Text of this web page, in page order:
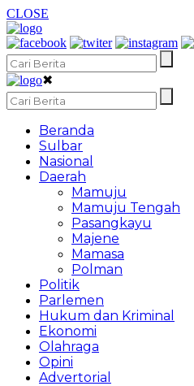
CLOSE
✖
Beranda
Sulbar
Nasional
Daerah
Mamuju
Mamuju Tengah
Pasangkayu
Majene
Mamasa
Polman
Politik
Parlemen
Hukum dan Kriminal
Ekonomi
Olahraga
Opini
Advertorial